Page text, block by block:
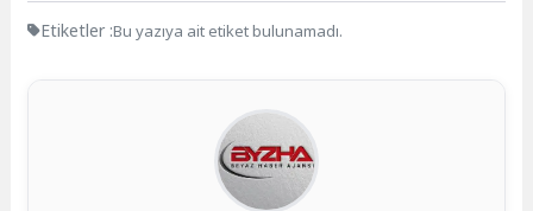
Etiketler :Bu yazıya ait etiket bulunamadı.